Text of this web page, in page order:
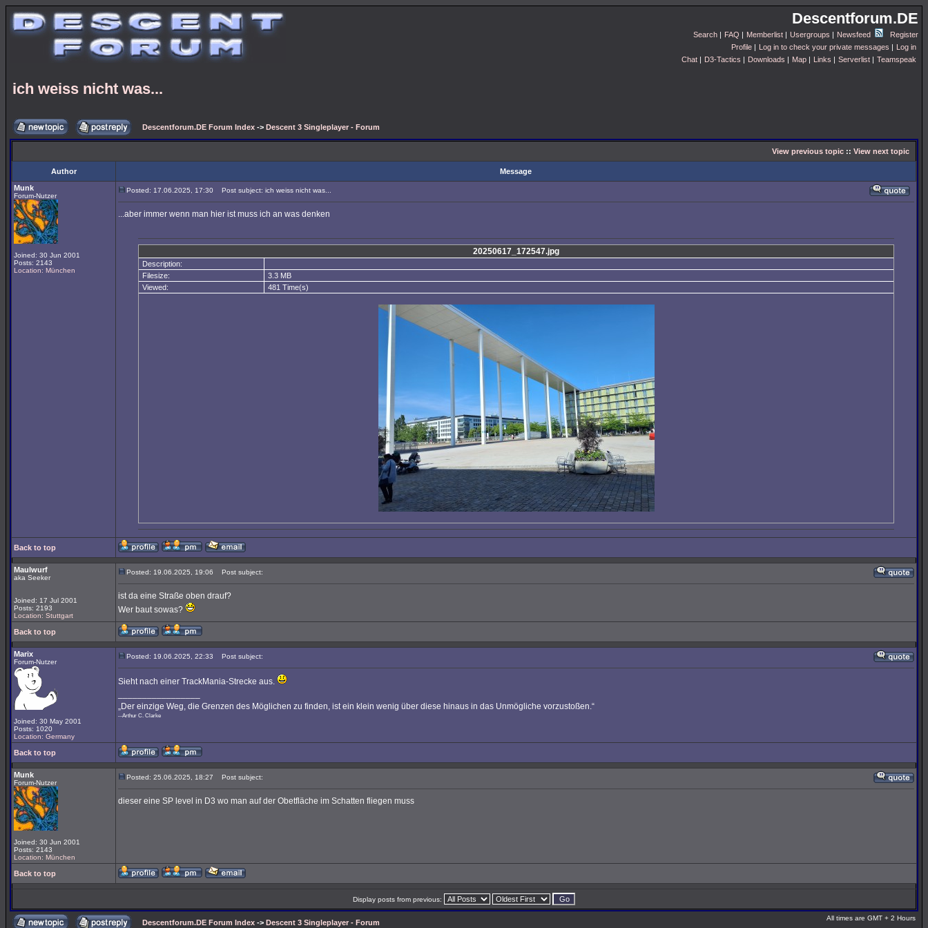
Descentforum.DE
Search | FAQ | Memberlist | Usergroups | Newsfeed
Register
Profile | Log in to check your private messages | Log in
Chat | D3-Tactics | Downloads | Map | Links | Serverlist | Teamspeak
ich weiss nicht was...
Descentforum.DE Forum Index -> Descent 3 Singleplayer - Forum
View previous topic :: View next topic
Author
Message
Munk
Forum-Nutzer
Joined: 30 Jun 2001
Posts: 2143
Location: München
Posted: 17.06.2025, 17:30 Post subject: ich weiss nicht was...
...aber immer wenn man hier ist muss ich an was denken
20250617_172547.jpg
Description:
Filesize:
3.3 MB
Viewed:
481 Time(s)
Back to top
Maulwurf
aka Seeker
Joined: 17 Jul 2001
Posts: 2193
Location: Stuttgart
Posted: 19.06.2025, 19:06 Post subject:
ist da eine Straße oben drauf?
Wer baut sowas?
Back to top
Marix
Forum-Nutzer
Joined: 30 May 2001
Posts: 1020
Location: Germany
Posted: 19.06.2025, 22:33 Post subject:
Sieht nach einer TrackMania-Strecke aus.
„Der einzige Weg, die Grenzen des Möglichen zu finden, ist ein klein wenig über diese hinaus in das Unmögliche vorzustoßen.“
--Arthur C. Clarke
Back to top
Munk
Forum-Nutzer
Joined: 30 Jun 2001
Posts: 2143
Location: München
Posted: 25.06.2025, 18:27 Post subject:
dieser eine SP level in D3 wo man auf der Obetfläche im Schatten fliegen muss
Back to top
Display posts from previous:
Descentforum.DE Forum Index -> Descent 3 Singleplayer - Forum
All times are GMT + 2 Hours